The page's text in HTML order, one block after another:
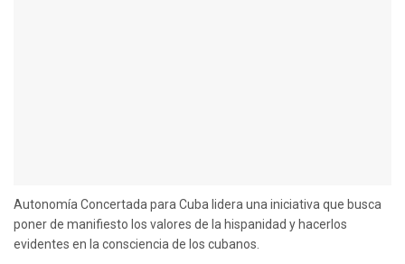
Autonomía Concertada para Cuba lidera una iniciativa que busca
poner de manifiesto los valores de la hispanidad y hacerlos
evidentes en la consciencia de los cubanos.